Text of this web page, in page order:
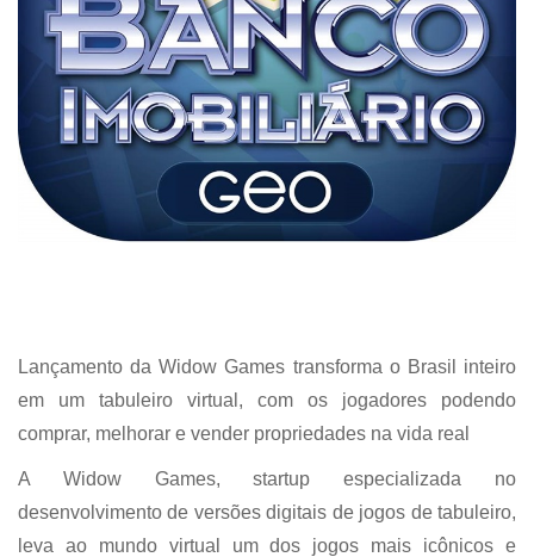
Lançamento da Widow Games transforma o Brasil inteiro
em um tabuleiro virtual, com os jogadores podendo
comprar, melhorar e vender propriedades na vida real
A Widow Games, startup especializada no
desenvolvimento de versões digitais de jogos de tabuleiro,
leva ao mundo virtual um dos jogos mais icônicos e